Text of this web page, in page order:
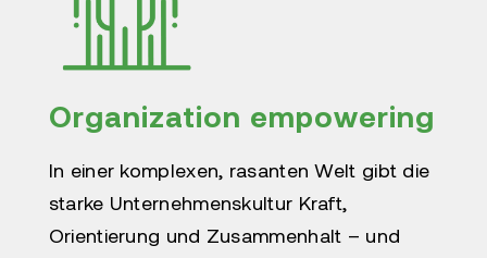
Organization empowering
In einer komplexen, rasanten Welt gibt die
starke Unternehmenskultur Kraft,
Orientierung und Zusammenhalt – und